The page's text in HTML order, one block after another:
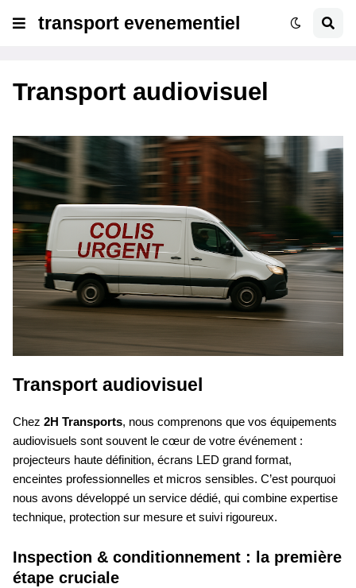
transport evenementiel
Transport audiovisuel
Transport audiovisuel
Chez 2H Transports, nous comprenons que vos équipements
audiovisuels sont souvent le cœur de votre événement :
projecteurs haute définition, écrans LED grand format,
enceintes professionnelles et micros sensibles. C’est pourquoi
nous avons développé un service dédié, qui combine expertise
technique, protection sur mesure et suivi rigoureux.
Inspection & conditionnement : la première
étape cruciale